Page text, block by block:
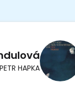
HAPKA